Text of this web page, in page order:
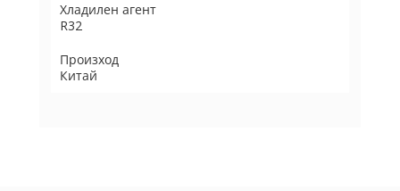
Хладилен агент
R32
Произход
Китай